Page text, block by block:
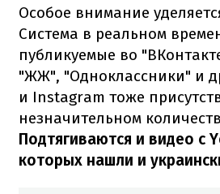
Особое внимание
Система в реальном
публикуемые во
"ЖЖ", "Одноклассники" и
и Instagram тоже
незначительном
Подтягиваются и видео с
которых нашли и